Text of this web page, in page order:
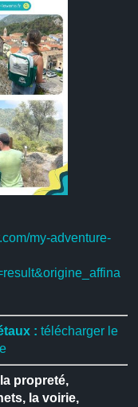
my-adventure-
: télécharger le
propreté,
la voirie,